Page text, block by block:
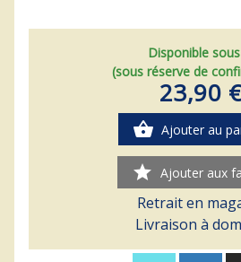
Disponible
(sous réserve de
23,90
shopping_basket Ajouter au
star Ajouter aux
Retrait en
Livraison à